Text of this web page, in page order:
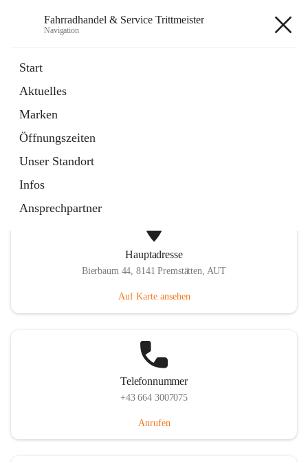
Fahrradhandel & Service Trittmeister
Navigation
Start
Aktuelles
Marken
Öffnungszeiten
Unser Standort
Infos
Ansprechpartner
Homepage
Externe Webseite
öffnet
in
neuem
Tab
Hauptadresse
Bierbaum 44, 8141 Premstätten, AUT
Auf Karte ansehen
Telefonnummer
+43 664 3007075
Anrufen